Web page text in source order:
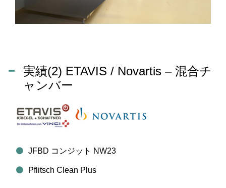
実績(2) ETAVIS / Novartis – 混合チ
ャンバー
JFBD コンジット NW23
Pflitsch Clean Plus